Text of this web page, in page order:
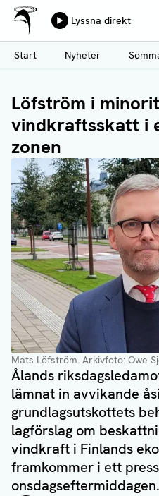
Hoppa
till
huvudinnehåll
Ålands Radio & TV
Lyssna direkt
Start
Nyheter
Löfström i
vindkraftsskatt i
zonen
Mats Löfström. Arkivfoto: Owe
Ålands
lämnat in avvikande
grundlagsutskottets
lagförslag om
vindkraft i Finlands
framkommer i ett
onsdagseftermiddagen.